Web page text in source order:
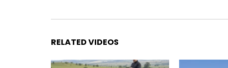
RELATED VIDEOS